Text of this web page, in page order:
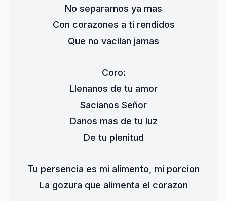
No separarnos ya mas
Con corazones a ti rendidos
Que no vacilan jamas
Coro:
Llenanos de tu amor
Sacianos Señor
Danos mas de tu luz
De tu plenitud
Tu persencia es mi alimento, mi porcion
La gozura que alimenta el corazon